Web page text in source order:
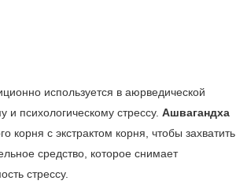
используется в аюрведической
и психологическому стрессу.Ашвагандха
корня с экстрактом корня, чтобы захватить
средство, которое снимает
стрессу.